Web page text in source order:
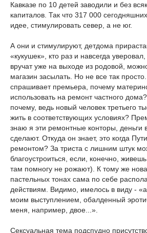
Кавказе по 10 детей заводили и без
капиталов. Так что 317 000
идее, стимулировать север, а не юг.
А они и стимулируют, детдома
«кукушек», кто раз и навсегда
вручат уже на выходе из родовой,
магазин засылать. Но не все так
спрашивает премьера, почему
использовать на ремонт частного
почему, ведь новый человек третьего
жить в соответствующих условиях?
знаю я эти ремонтные конторы, деньги
сделают. Откуда он знает, это когда
ремонтом? За триста с лишним штук
благоустроиться, если, конечно,
там помногу не рожают). К тому же
пастельных тонах сама по себе
действиям. Видимо, имелось в виду - «а
моим выступлением, обалденный
меня, например, двое...».
Сексуальная тема подспудно